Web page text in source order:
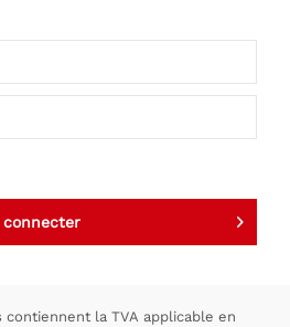
connecter
contiennent la TVA applicable en